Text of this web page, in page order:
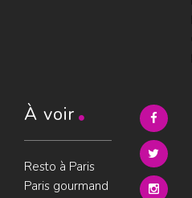
À voir
Resto à Paris
Paris gourmand